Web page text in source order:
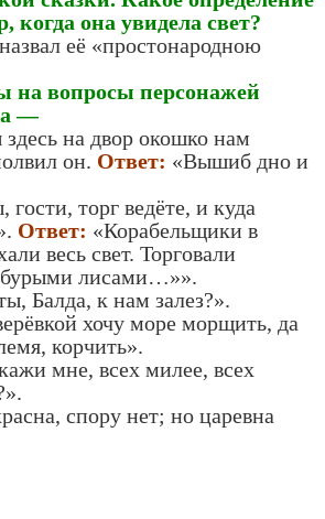
когда она увидела свет?
её «простонародною
на вопросы персонажей
—
на двор окошко нам
он. Ответ: «Вышиб дно и
гости, торг ведёте, и куда
Ответ: «Корабельщики в
весь свет. Торговали
лисами…»».
Балда, к нам залез?».
хочу море морщить, да
корчить».
мне, всех милее, всех
спору нет; но царевна